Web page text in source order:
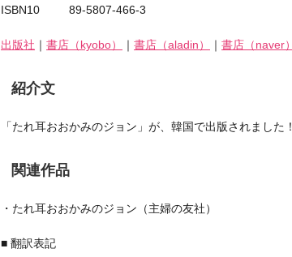
ISBN10 89-5807-466-3
出版社 ｜ 書店（kyobo） ｜ 書店（aladin） ｜ 書店（naver）
紹介文
「たれ耳おおかみのジョン」が、韓国で出版されました！
関連作品
・たれ耳おおかみのジョン（主婦の友社）
■ 翻訳表記